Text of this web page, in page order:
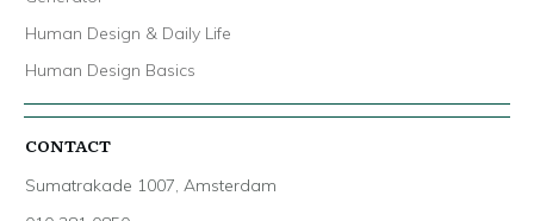
Human Design & Daily Life
Human Design Basics
CONTACT
Sumatrakade 1007, Amsterdam